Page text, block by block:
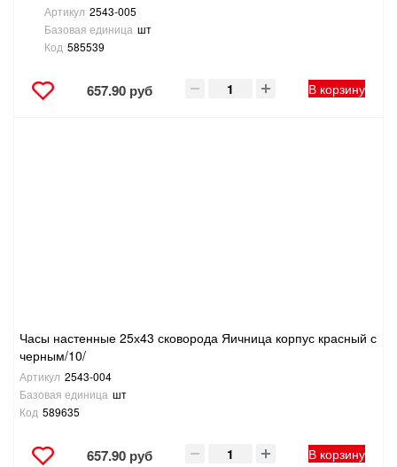
Артикул 2543-005
Базовая единица шт
Код 585539
657.90 руб В корзину
Часы настенные 25х43 сковорода Яичница корпус красный с
черным/10/
Артикул 2543-004
Базовая единица шт
Код 589635
657.90 руб В корзину